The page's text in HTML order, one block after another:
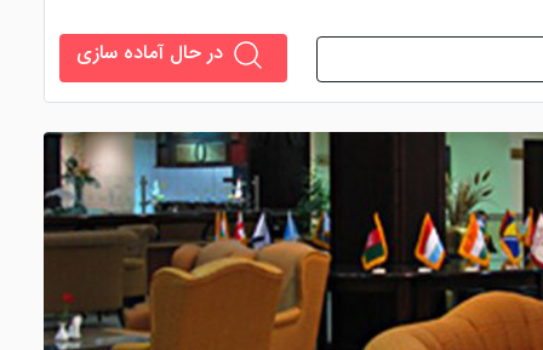
در حال آماده سازی